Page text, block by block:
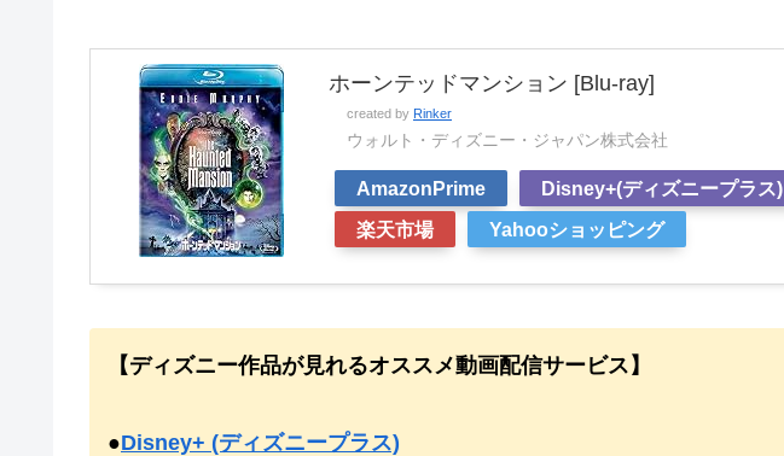
ホーンテッドマンション [Blu-ray]
created by Rinker
ウォルト・ディズニー・ジャパン株式会社
AmazonPrime Disney+(ディズニープラス)
楽天市場
Yahooショッピング
【ディズニー作品が見れるオススメ動画配信サービス】
●Disney+ (ディズニープラス)